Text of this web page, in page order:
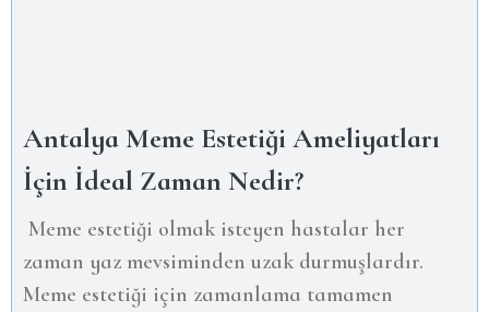
Antalya Meme Estetiği Ameliyatları
İçin İdeal Zaman Nedir?
Meme estetiği olmak isteyen hastalar her
zaman yaz mevsiminden uzak durmuşlardır.
Meme estetiği için zamanlama tamamen